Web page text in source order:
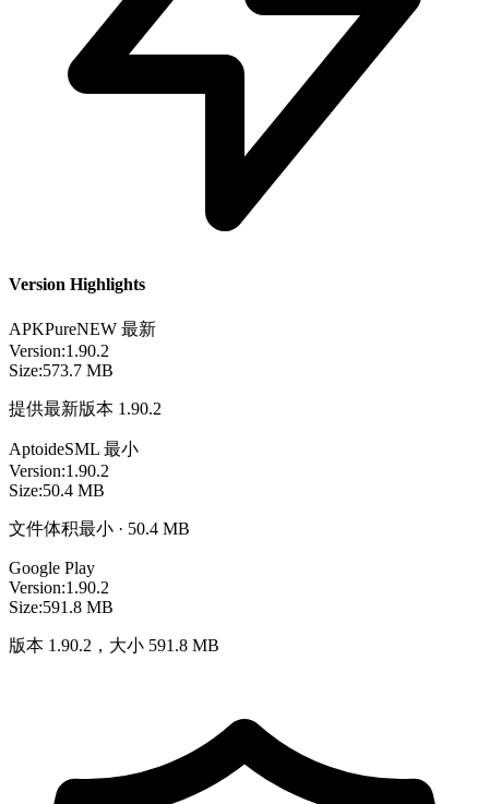
Version Highlights
APKPureNEW 最新
Version:1.90.2
Size:573.7 MB
提供最新版本 1.90.2
AptoideSML 最小
Version:1.90.2
Size:50.4 MB
文件体积最小 · 50.4 MB
Google Play
Version:1.90.2
Size:591.8 MB
版本 1.90.2，大小 591.8 MB